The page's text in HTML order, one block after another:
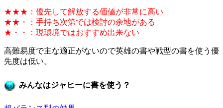
★★★：優先して解放する価値が非常に高い
★★・：手持ち次第では検討の余地がある
★・・：現環境ではおすすめ出来ない
高難易度で主な適正がないので英雄の書や戦型の書を使う優
先度は低い。
みんなはジャヒーに書を使う？